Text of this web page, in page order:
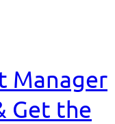
Manager
Get the